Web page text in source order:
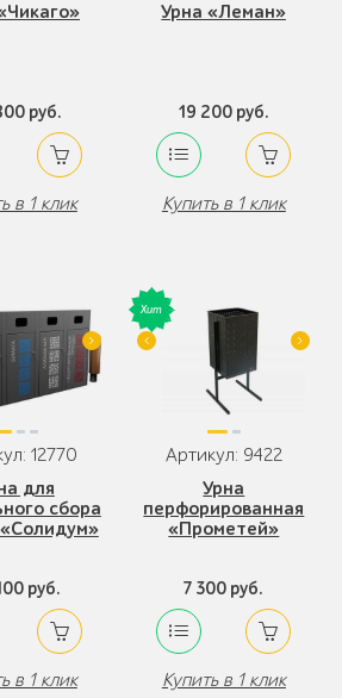
руб.
в 1 клик
Урна «Леман»
19 200 руб.
Купить в 1 клик
12770
для
сбора
руб.
в 1 клик
Артикул: 9422
Урна
перфорированная
«Прометей»
7 300 руб.
Купить в 1 клик